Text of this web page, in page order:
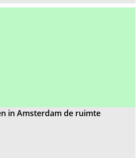
in Amsterdam de ruimte